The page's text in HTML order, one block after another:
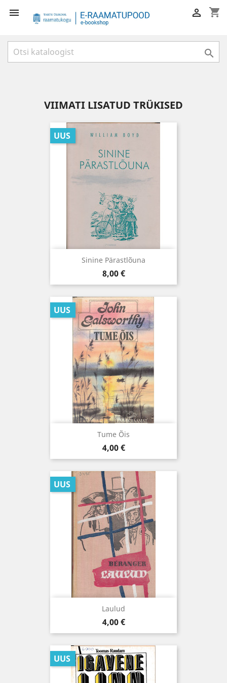
 shopping_cart


VIIMATI LISATUD TRÜKISED
Sinine Pärastlõuna
Hind
8,00 €
UUS
Tume Õis
Hind
4,00 €
UUS
Laulud
Hind
4,00 €
UUS
UUS